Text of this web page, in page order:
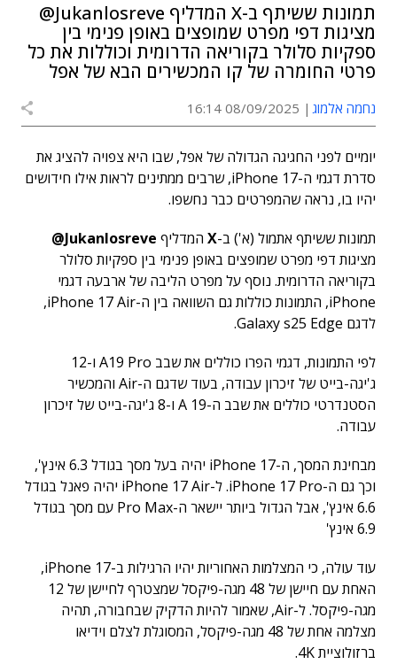
תמונות ששיתף ב-X המדליף Jukanlosreve@
מציגות דפי מפרט שמופצים באופן פנימי בין
ספקיות סלולר בקוריאה הדרומית וכוללות את כל
פרטי החומרה של קו המכשירים הבא של אפל
נחמה אלמוג 08/09/2025 16:14
יומיים לפני החגיגה הגדולה של אפל, שבו היא צפויה להציג את
סדרת דגמי ה-iPhone 17, שרבים ממתינים לראות אילו חידושים
יהיו בו, נראה שהמפרטים כבר נחשפו.
תמונות ששיתף אתמול (א') ב-X המדליף Jukanlosreve@
מציגות דפי מפרט שמופצים באופן פנימי בין ספקיות סלולר
בקוריאה הדרומית. נוסף על מפרט הליבה של ארבעה דגמי
iPhone, התמונות כוללות גם השוואה בין ה-iPhone 17 Air,
לדגם Galaxy s25 Edge.
לפי התמונות, דגמי הפרו כוללים את שבב A19 Pro ו-12
ג'יגה-בייט של זיכרון עבודה, בעוד שדגם ה-Air והמכשיר
הסטנדרטי כוללים את שבב ה-A 19 ו-8 ג'יגה-בייט של זיכרון
עבודה.
מבחינת המסך, ה-iPhone 17 יהיה בעל מסך בגודל 6.3 אינץ',
וכך גם ה-iPhone 17 Pro. ל-iPhone 17 Air יהיה פאנל בגודל
6.6 אינץ', אבל הגדול ביותר יישאר ה-Pro Max עם מסך בגודל
6.9 אינץ'
עוד עולה, כי המצלמות האחוריות יהיו הרגילות ב-iPhone 17,
האחת עם חיישן של 48 מגה-פיקסל שמצטרף לחיישן של 12
מגה-פיקסל. ל-Air, שאמור להיות הדקיק שבחבורה, תהיה
מצלמה אחת של 48 מגה-פיקסל, המסוגלת לצלם וידיאו
ברזולוציית 4K.